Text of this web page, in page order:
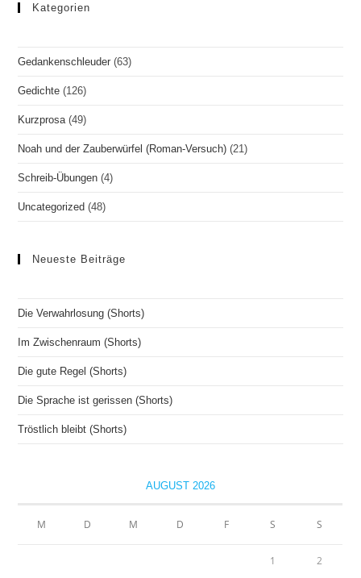
Kategorien
Gedankenschleuder (63)
Gedichte (126)
Kurzprosa (49)
Noah und der Zauberwürfel (Roman-Versuch) (21)
Schreib-Übungen (4)
Uncategorized (48)
Neueste Beiträge
Die Verwahrlosung (Shorts)
Im Zwischenraum (Shorts)
Die gute Regel (Shorts)
Die Sprache ist gerissen (Shorts)
Tröstlich bleibt (Shorts)
AUGUST 2026
M D M D F S S
1 2